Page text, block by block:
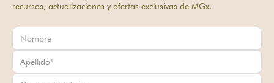
recursos, actualizaciones y ofertas exclusivas de MGx.